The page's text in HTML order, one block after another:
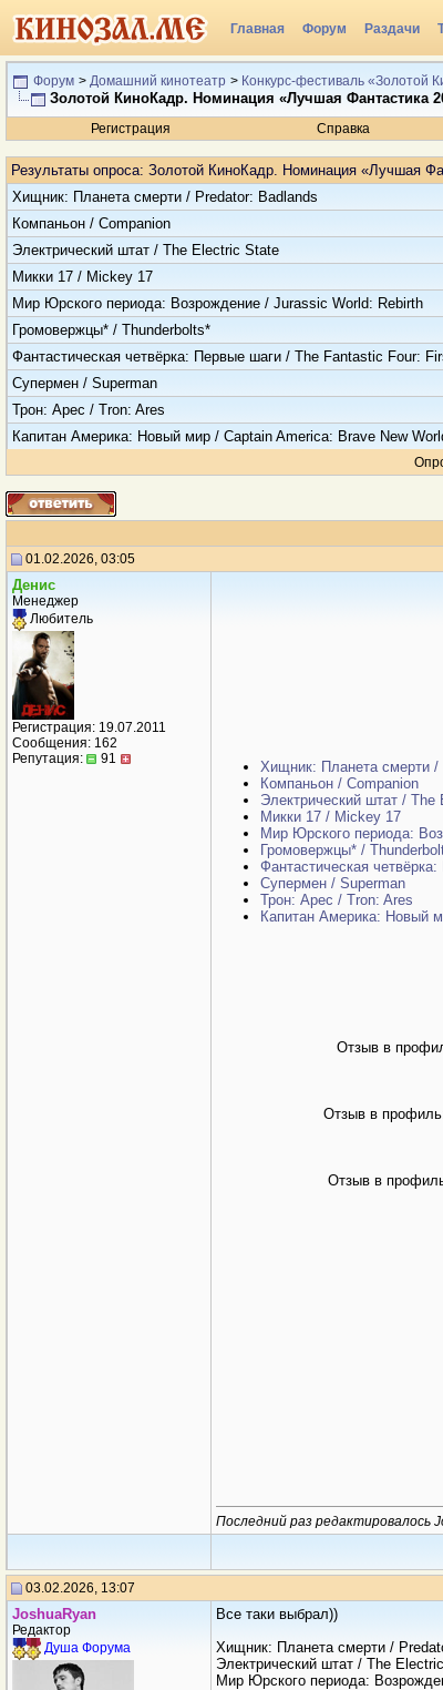
Главная Форум Раздачи
Форум > Домашний кинотеатр > Конкурс-фестиваль «Золотой
Золотой КиноКадр. Номинация «Лучшая Фантастика
Регистрация
Справка
Результаты опроса: Золотой КиноКадр. Номинация «Лучшая
Хищник: Планета смерти / Predator: Badlands
Компаньон / Companion
Электрический штат / The Electric State
Микки 17 / Mickey 17
Мир Юрского периода: Возрождение / Jurassic World: Rebirth
Громовержцы* / Thunderbolts*
Фантастическая четвёрка: Первые шаги / The Fantastic Four:
Супермен / Superman
Трон: Арес / Tron: Ares
Капитан Америка: Новый мир / Captain America: Brave New
01.02.2026, 03:05
Дeнис
Менеджер
Любитель
Регистрация: 19.07.2011
Сообщения: 162
Репутация:
91
Хищник: Планета смерти /
Компаньон / Companion
Электрический штат / The
Микки 17 / Mickey 17
Мир Юрского периода:
Громовержцы* /
Фантастическая
Супермен / Superman
Трон: Арес / Tron: Ares
Капитан Америка: Новый
Отзыв в
Отзыв в
Отзыв в
Последний раз редактировалось
03.02.2026, 13:07
JoshuaRyan
Редактор
Душа Форума
Все таки выбрал))
Хищник: Планета смерти /
Электрический штат / The
Мир Юрского периода: